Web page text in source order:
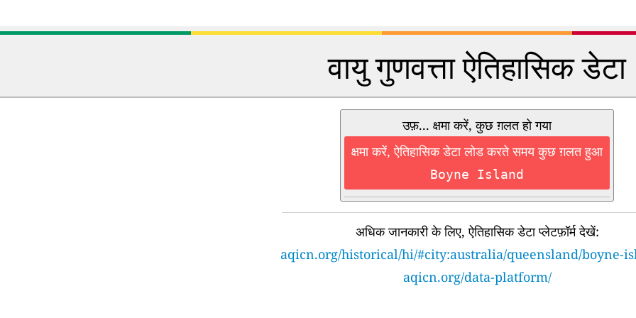
वायु गुणवत्ता ऐतिहासिक डेटा
उफ़... क्षमा करें, कुछ ग़लत हो गया
क्षमा करें, ऐतिहासिक डेटा लोड करते समय कुछ ग़लत हुआ
Boyne Island
अधिक जानकारी के लिए, ऐतिहासिक डेटा प्लेटफ़ॉर्म देखें:
aqicn.org/historical/hi/#city:australia/queensland/boyne-
aqicn.org/data-platform/